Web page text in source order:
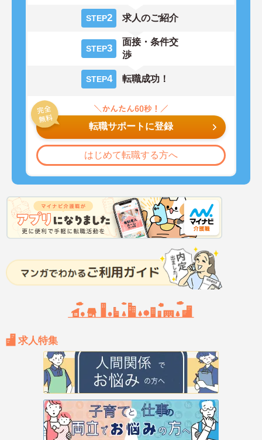
STEP2 求人のご紹介
STEP3
面接・条件交
渉
STEP4 転職成功！
転職サポートに登録
はじめて転職する方へ
求人特集